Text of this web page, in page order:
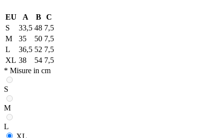
EU A B
C
S
33,5 48 7,5
M
35 50 7,5
L
36,5 52 7,5
XL 38 54 7,5
* Misure in cm
S
M
L